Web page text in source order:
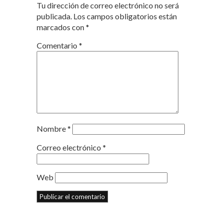
Tu dirección de correo electrónico no será
publicada. Los campos obligatorios están
marcados con*
Comentario *
Nombre*
Correo electrónico *
Web